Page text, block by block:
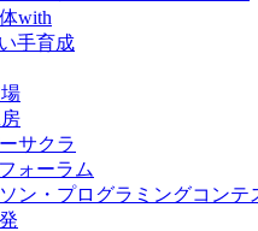
with
手育成
サクラ
ォーラム
ン・プログラミングコンテ